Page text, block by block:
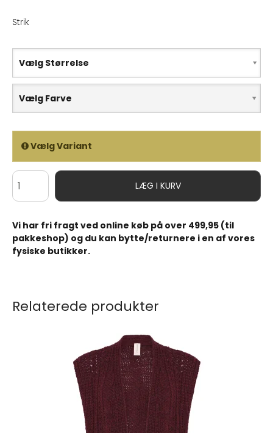
Strik
Vælg Størrelse
Vælg Farve
Vælg Variant
LÆG I KURV
Vi har fri fragt ved online køb på over 499,95 (til
pakkeshop) og du kan bytte/returnere i en af vores
fysiske butikker.
Relaterede produkter